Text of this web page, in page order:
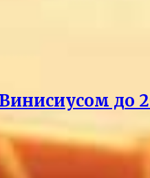
до